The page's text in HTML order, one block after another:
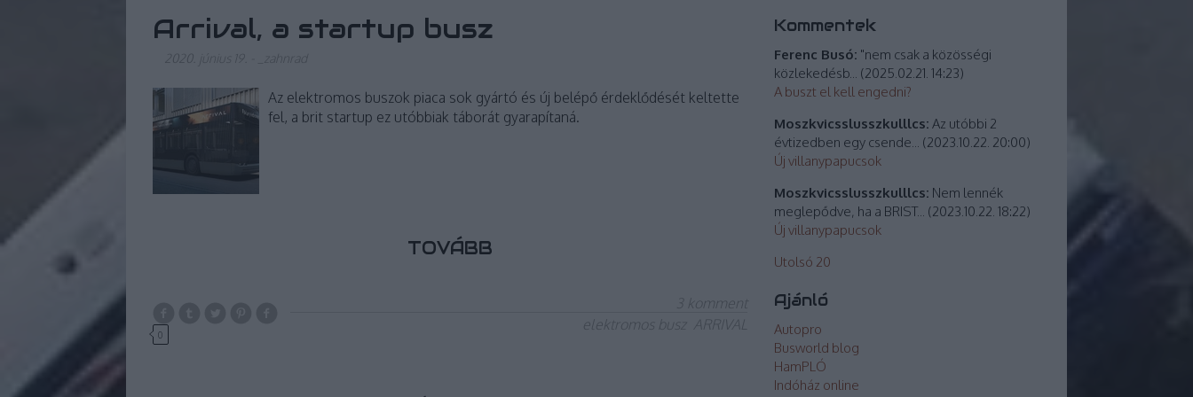
Arrival, a startup busz
2020. június 19.
Az elektromos buszok piaca sok gyártó és új belépő érdeklődését keltette
fel, a brit startup ez utóbbiak táborát gyarapítaná.
TOVÁBB
0
3 komment
elektromos busz
ARRIVAL
Kommentek
Ferenc Busó: "nem csak a közösségi
közlekedésb... (2025.02.21. 14:23)
A buszt el kell engedni?
Moszkvicsslusszkulllcs: Az utóbbi 2
évtizedben egy csende... (2023.10.22. 20:00)
Új villanypapucsok
Moszkvicsslusszkulllcs: Nem lennék
meglepődve, ha a BRIST... (2023.10.22. 18:22)
Új villanypapucsok
Utolsó 20
Ajánló
Autopro
Busworld blog
HamPLÓ
Indóház online